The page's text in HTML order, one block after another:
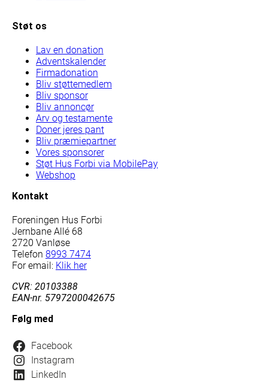
Støt os
Lav en donation
Adventskalender
Firmadonation
Bliv støttemedlem
Bliv sponsor
Bliv annoncør
Arv og testamente
Doner jeres pant
Bliv præmiepartner
Vores sponsorer
Støt Hus Forbi via MobilePay
Webshop
Kontakt
Foreningen Hus Forbi
Jernbane Allé 68
2720 Vanløse
Telefon 8993 7474
For email: Klik her
CVR: 20103388
EAN-nr. 5797200042675
Følg med
Facebook
Instagram
LinkedIn